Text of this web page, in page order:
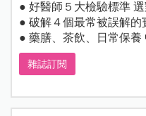
● 好醫師５大檢驗標準
● 破解４個最常被誤解的
● 藥膳、茶飲、日常保養
雜誌訂閱